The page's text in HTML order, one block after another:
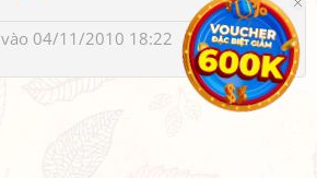
vào 04/11/2010 18:22